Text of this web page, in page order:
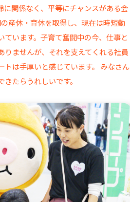
に関係なく、平等にチャンスがある会
産休・育休を取得し、現在は時短勤
ています。子育て奮闘中の今、仕事と
りませんが、それを支えてくれる社員
トは手厚いと感じています。 みなさん
たらうれしいです。